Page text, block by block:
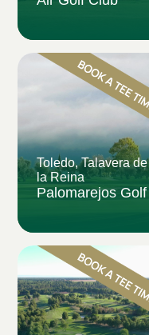
Toledo, Talavera de
la Reina
Palomarejos Golf